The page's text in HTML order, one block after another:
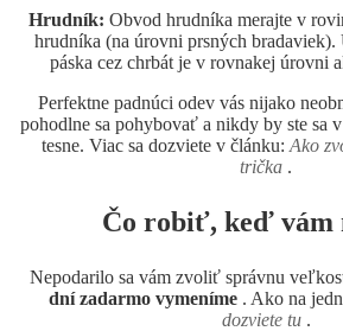
Hrudník: Obvod hrudníka merajte v
hrudníka (na úrovni prsných bradaviek).
páska cez chrbát je v rovnakej úrovni
Perfektne padnúci odev vás nijako
pohodlne sa pohybovať a nikdy by ste sa
tesne. Viac sa dozviete v článku: Ako
trička .
Čo robiť, keď vám
Nepodarilo sa vám zvoliť správnu
dní zadarmo vymeníme. Ako na
dozviete tu.